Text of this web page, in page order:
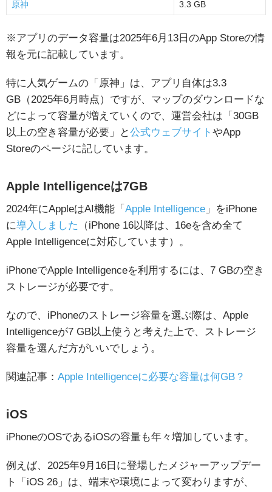
原神 3.3 GB
※アプリのデータ容量は2025年6月13日のApp Storeの情
報を元に記載しています。
特に人気ゲームの「原神」は、アプリ自体は3.3
GB（2025年6月時点）ですが、マップのダウンロードな
どによって容量が増えていくので、運営会社は「30GB
以上の空き容量が必要」と公式ウェブサイト やApp
Storeのページに記しています。
Apple Intelligenceは7GB
2024年にAppleはAI機能「 Apple Intelligence 」をiPhone
に導入しました
（iPhone 16以降は、16eを含め全て
Apple Intelligenceに対応しています）。
iPhoneでApple Intelligenceを利用するには、7 GBの空き
ストレージが必要です。
なので、iPhoneのストレージ容量を選ぶ際は、Apple
Intelligenceが7 GB以上使うと考えた上で、ストレージ
容量を選んだ方がいいでしょう。
関連記事： Apple Intelligenceに必要な容量は何GB？
iOS
iPhoneのOSであるiOSの容量も年々増加しています。
例えば、2025年9月16日に登場したメジャーアップデー
ト「iOS 26」は、端末や環境によって変わりますが、